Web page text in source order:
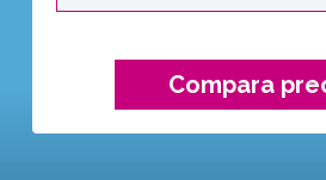
Compara